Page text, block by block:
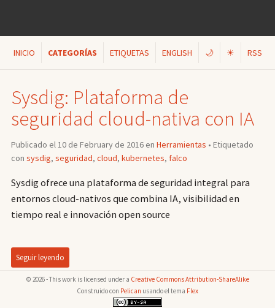
INICIO CATEGORÍAS ETIQUETAS ENGLISH 🌙 ☀ RSS
Sysdig: Plataforma de
seguridad cloud-nativa con IA
Publicado el 10 de February de 2016 en Herramientas • Etiquetado
con sysdig, seguridad, cloud, kubernetes, falco
Sysdig ofrece una plataforma de seguridad integral para
entornos cloud-nativos que combina IA, visibilidad en
tiempo real e innovación open source
Seguir leyendo
© 2026 - This work is licensed under a Creative Commons Attribution-ShareAlike
Construido con Pelican usando el tema Flex